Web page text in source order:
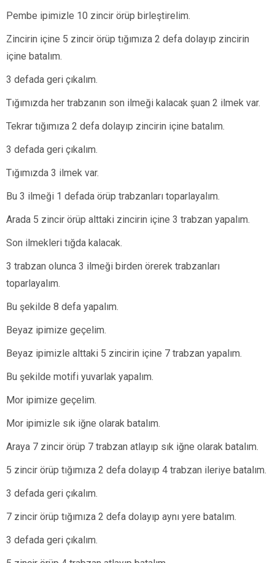
Pembe ipimizle 10 zincir örüp birleştirelim.
Zincirin içine 5 zincir örüp tığımıza 2 defa dolayıp zincirin
içine batalım.
3 defada geri çıkalım.
Tığımızda her trabzanın son ilmeği kalacak şuan 2 ilmek var.
Tekrar tığımıza 2 defa dolayıp zincirin içine batalım.
3 defada geri çıkalım.
Tığımızda 3 ilmek var.
Bu 3 ilmeği 1 defada örüp trabzanları toparlayalım.
Arada 5 zincir örüp alttaki zincirin içine 3 trabzan yapalım.
Son ilmekleri tığda kalacak.
3 trabzan olunca 3 ilmeği birden örerek trabzanları
toparlayalım.
Bu şekilde 8 defa yapalım.
Beyaz ipimize geçelim.
Beyaz ipimizle alttaki 5 zincirin içine 7 trabzan yapalım.
Bu şekilde motifi yuvarlak yapalım.
Mor ipimize geçelim.
Mor ipimizle sık iğne olarak batalım.
Araya 7 zincir örüp 7 trabzan atlayıp sık iğne olarak batalım.
5 zincir örüp tığımıza 2 defa dolayıp 4 trabzan ileriye batalım.
3 defada geri çıkalım.
7 zincir örüp tığımıza 2 defa dolayıp aynı yere batalım.
3 defada geri çıkalım.